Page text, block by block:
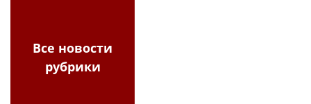
Все новости
рубрики